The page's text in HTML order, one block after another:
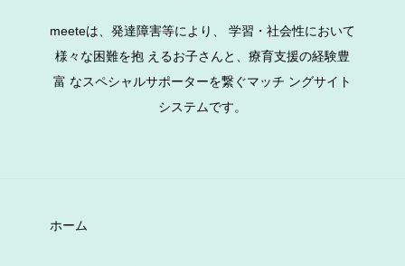
meeteは、発達障害等により、 学習・社会性において
様々な困難を抱 えるお子さんと、療育支援の経験豊
富 なスペシャルサポーターを繋ぐマッチ ングサイト
システムです。
ホーム